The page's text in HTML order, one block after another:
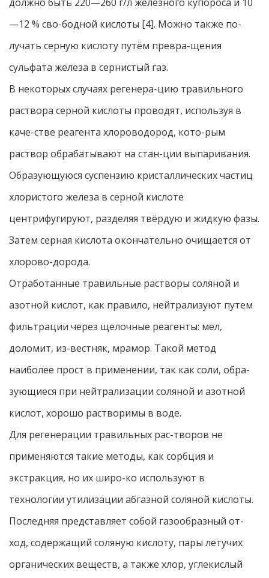
—12 % сво-бодной кислоты [4]. Можно также по-
лучать серную кислоту путём превра-щения
сульфата железа в сернистый газ.
В некоторых случаях регенера-цию травильного
раствора серной кислоты проводят, используя в
каче-стве реагента хлороводород, кото-рым
раствор обрабатывают на стан-ции выпаривания.
Образующуюся суспензию кристаллических частиц
хлористого железа в серной кислоте
центрифугируют, разделяя твёрдую и жидкую фазы.
Затем серная кислота окончательно очищается от
хлорово-дорода.
Отработанные травильные растворы соляной и
азотной кислот, как правило, нейтрализуют путем
фильтрации через щелочные реагенты: мел,
доломит, из-вестняк, мрамор. Такой метод
наиболее прост в применении, так как соли, обра-
зующиеся при нейтрализации соляной и азотной
кислот, хорошо растворимы в воде.
Для регенерации травильных рас-творов не
применяются такие методы, как сорбция и
экстракция, но их широ-ко используют в
технологии утилизации абгазной соляной кислоты.
Последняя представляет собой газообразный от-
ход, содержащий соляную кислоту, пары летучих
органических веществ, а также хлор, углекислый